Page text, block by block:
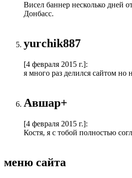
Висел баннер несколько дней
Донбасс.
yurchik887
[4 февраля 2015 г.]:
я много раз делился сайтом но
Авшар+
[4 февраля 2015 г.]:
Костя, я с тобой полностью
меню сайта